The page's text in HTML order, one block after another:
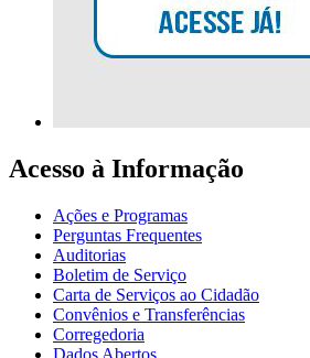
Acesso à Informação
Ações e Programas
Perguntas Frequentes
Auditorias
Boletim de Serviço
Carta de Serviços ao Cidadão
Convênios e Transferências
Corregedoria
Dados Abertos